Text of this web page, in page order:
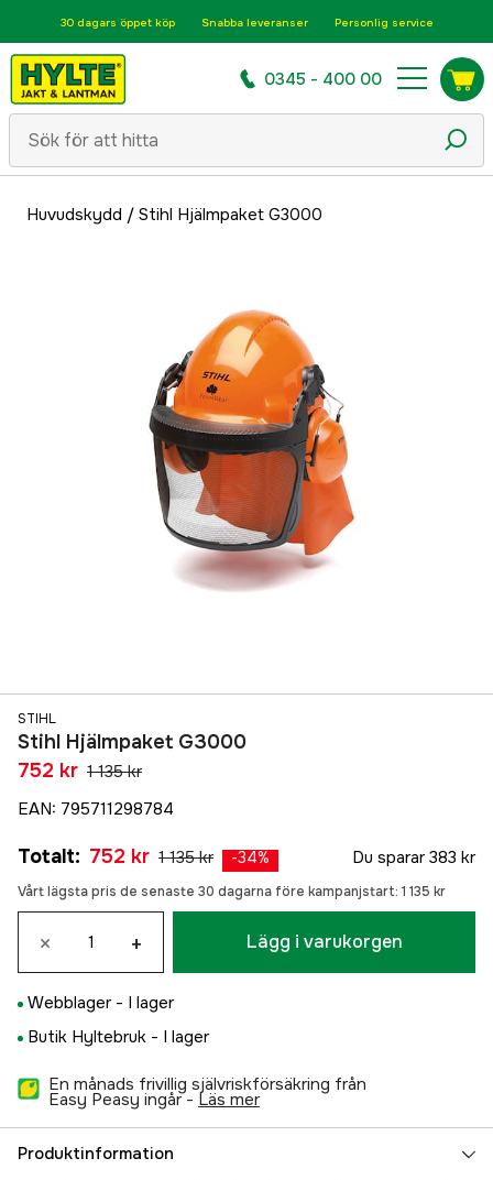
30 dagars öppet köp Snabba leveranser Personlig service
0345 - 400 00
Huvudskydd / Stihl Hjälmpaket G3000
STIHL
Stihl Hjälmpaket G3000
752 kr 1 135 kr
EAN: 795711298784
Totalt: 752 kr 1 135 kr -34% Du sparar 383 kr
Vårt lägsta pris de senaste 30 dagarna före kampanjstart: 1 135 kr
× + Lägg i varukorgen
Webblager - I lager
Butik Hyltebruk - I lager
En månads frivillig självriskförsäkring från
Easy Peasy ingår - läs mer
Produktinformation